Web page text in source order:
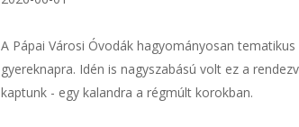
A Pápai Városi Óvodák hagyományosan
gyereknapra. Idén is nagyszabású volt ez a
kaptunk - egy kalandra a régmúlt korokban.